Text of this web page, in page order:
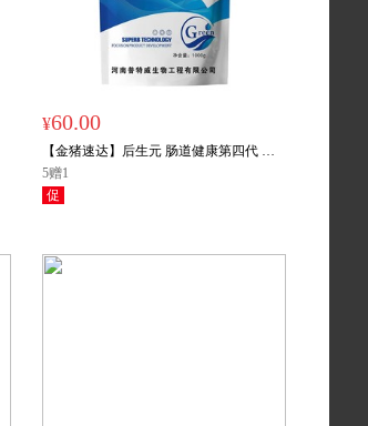
¥60.00
【金猪速达】后生元 肠道健康第四代 益
生菌 益生元 合生元 1000g/袋 拌料2000斤
5赠1
促